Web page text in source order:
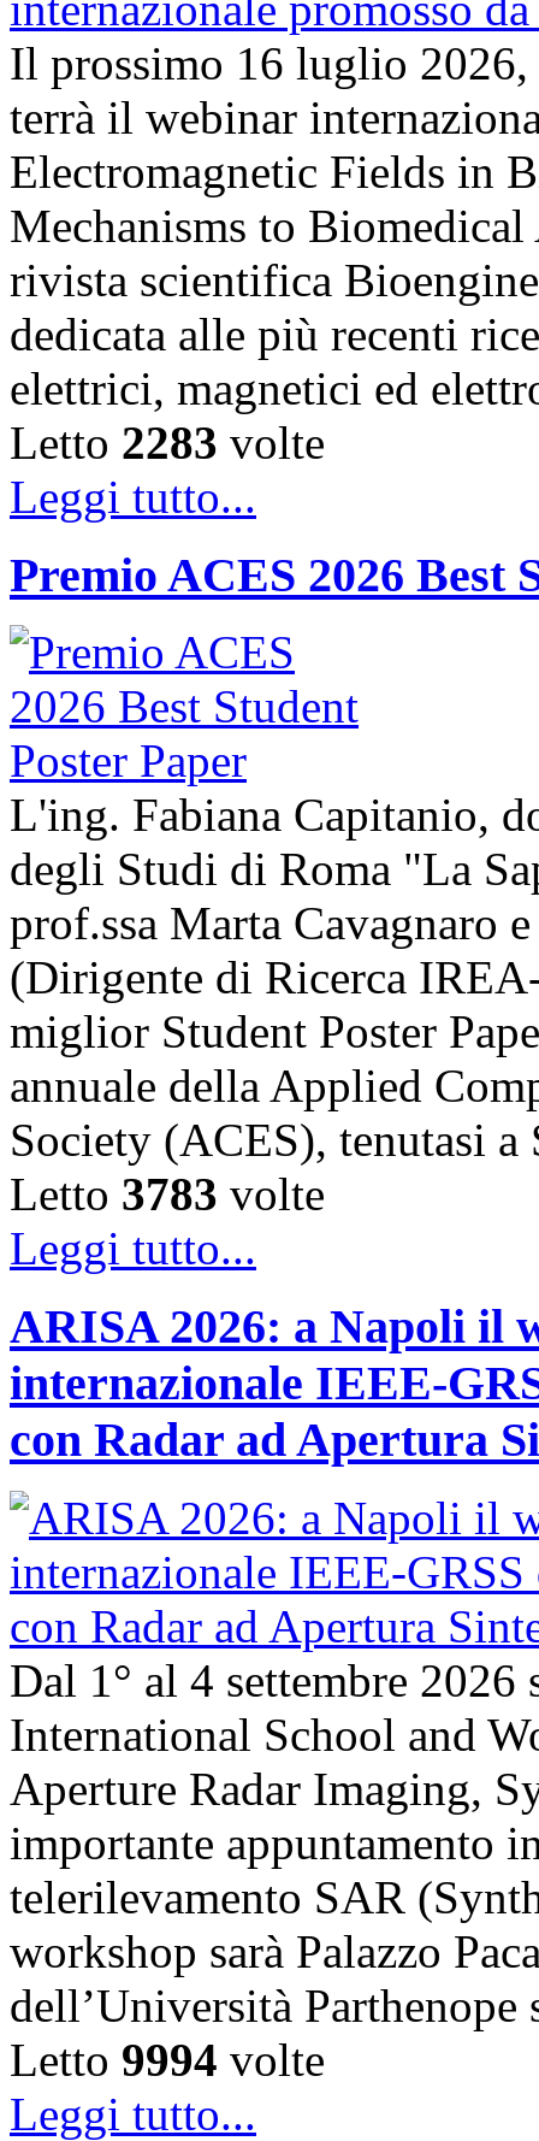
Il prossimo 16 luglio
terrà il webinar
Electromagnetic Fields in
Mechanisms to
rivista scientifica
dedicata alle più recenti
elettrici, magnetici ed
Letto 2283 volte
Leggi tutto...
Premio ACES 2026 Best
L'ing. Fabiana Capitanio,
degli Studi di Roma "La
prof.ssa Marta Cavagnaro
(Dirigente di Ricerca
miglior Student Poster
annuale della Applied
Society (ACES), tenutasi
Letto 3783 volte
Leggi tutto...
ARISA 2026: a Napoli il
internazionale IEEE-
con Radar ad Apertura
Dal 1° al 4 settembre
International School and
Aperture Radar Imaging,
importante appuntamento
telerilevamento SAR
workshop sarà Palazzo
dell’Università
Letto 9994 volte
Leggi tutto...